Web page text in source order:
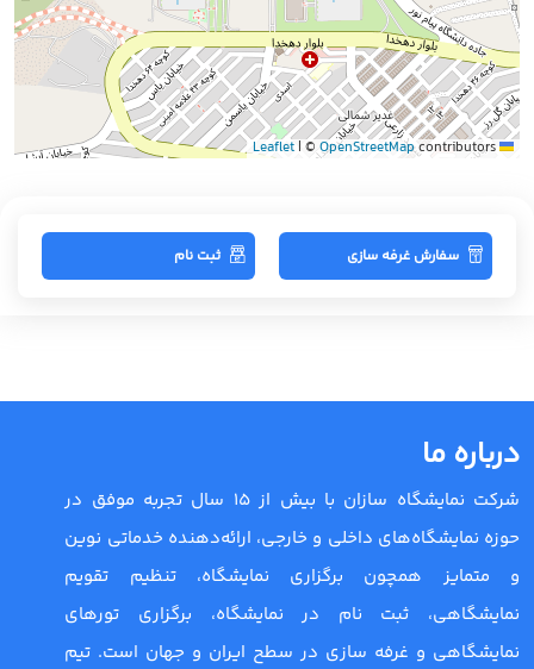
| ©OpenStreetMapcontributors
سفارش غرفه سازی ثبت نام
درباره ما
شرکت نمایشگاه سازان با بیش از 15 سال تجربه موفق در
حوزه نمایشگاه‌های داخلی و خارجی، ارائه‌دهنده خدماتی نوین
و متمایز همچون برگزاری نمایشگاه، تنظیم تقویم
نمایشگاهی، ثبت نام در نمایشگاه، برگزاری تورهای
نمایشگاهی و غرفه سازی در سطح ایران و جهان است. تیم